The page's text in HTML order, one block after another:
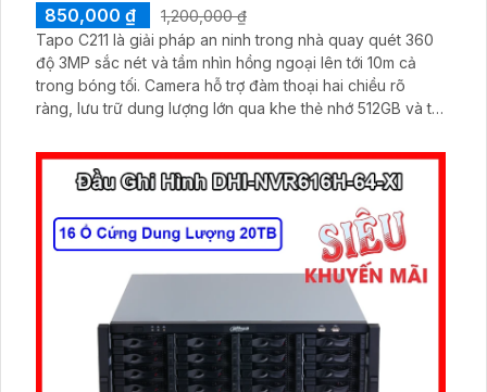
850,000 ₫
1,200,000 ₫
Tapo C211 là giải pháp an ninh trong nhà quay quét 360
độ 3MP sắc nét và tầm nhìn hồng ngoại lên tới 10m cả
trong bóng tối. Camera hỗ trợ đàm thoại hai chiều rõ
ràng, lưu trữ dung lượng lớn qua khe thẻ nhớ 512GB và tự